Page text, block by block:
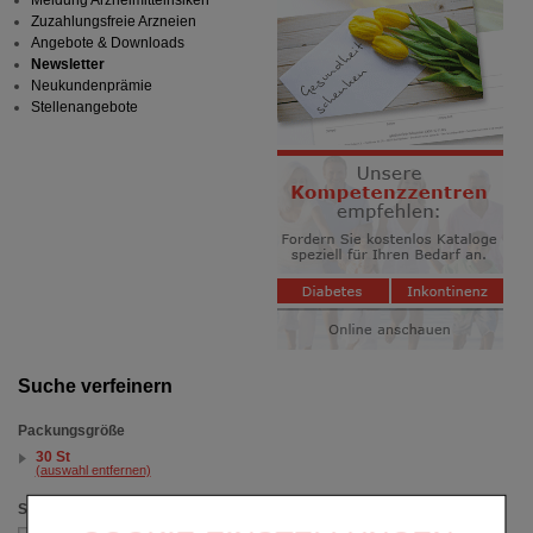
Suche verfeinern
Packungsgröße
30 St
(auswahl entfernen)
Sortieren nach
Zuzahlungsfreie Arzneien
Angebote & Downloads
Newsletter
Neukundenprämie
Stellenangebote